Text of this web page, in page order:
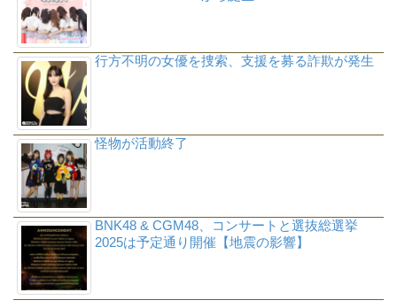
行方不明の女優を捜索、支援を募る詐欺が発生
怪物が活動終了
BNK48 & CGM48、コンサートと選抜総選挙
2025は予定通り開催【地震の影響】